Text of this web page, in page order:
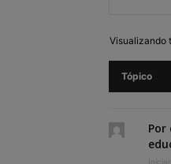
Visualizando
Tópico
Por